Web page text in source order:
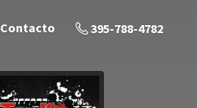
Contacto 395-788-4782